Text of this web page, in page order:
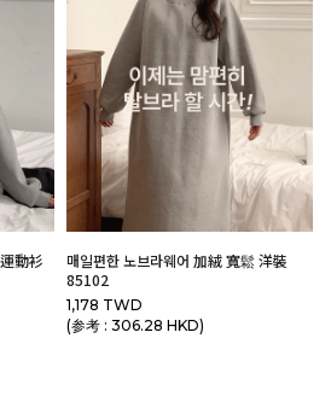
動衫
매일편한 노브라웨어 加絨 寬鬆 洋裝
85102
1,178 TWD
(参考 : 306.28 HKD)